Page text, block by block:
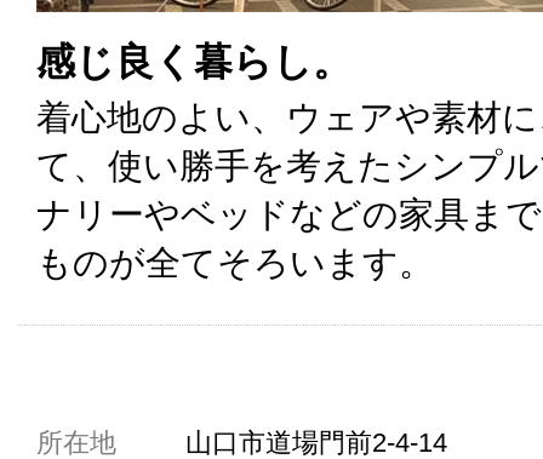
感じ良く暮らし。
着心地のよい、ウェアや素材
て、使い勝手を考えたシンプ
ナリーやベッドなどの家具ま
ものが全てそろいます。
共通駐車券加盟店
所在地
山口市道場門前2-4-14